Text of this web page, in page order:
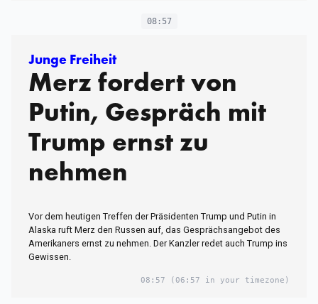
08:57
Junge Freiheit
Merz fordert von
Putin, Gespräch mit
Trump ernst zu
nehmen
Vor dem heutigen Treffen der Präsidenten Trump und Putin in
Alaska ruft Merz den Russen auf, das Gesprächsangebot des
Amerikaners ernst zu nehmen. Der Kanzler redet auch Trump ins
Gewissen.
08:57 (06:57 in your timezone)